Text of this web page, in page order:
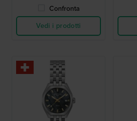
Confronta
Vedi i prodotti